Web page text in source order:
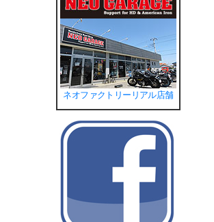
ネオファクトリーリアル店舗